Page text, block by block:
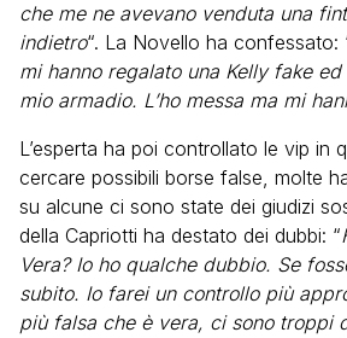
che me ne avevano venduta una
indietro“. La Novello ha confessato:
mi hanno regalato una Kelly fake ed
mio armadio. L’ho messa ma mi
L’esperta ha poi controllato le vip in
cercare possibili borse false, molte
su alcune ci sono state dei giudizi
della Capriotti ha destato dei dubbi: “
Vera? Io ho qualche dubbio. Se
subito. Io farei un controllo più
più falsa che è vera, ci sono troppi